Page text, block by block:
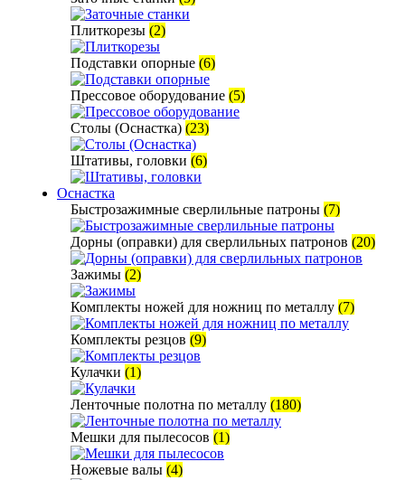
Плиткорезы (2)
Подставки опорные (6)
Прессовое оборудование (5)
Столы (Оснастка) (23)
Штативы, головки (6)
Оснастка
Быстрозажимные сверлильные патроны (7)
Дорны (оправки) для сверлильных патронов (20)
Зажимы (2)
Комплекты ножей для ножниц по металлу (7)
Комплекты резцов (9)
Кулачки (1)
Ленточные полотна по металлу (180)
Мешки для пылесосов (1)
Ножевые валы (4)